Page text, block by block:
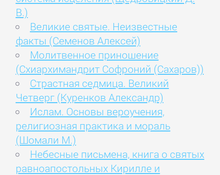
В.)
Великие святые. Неизвестные
факты (Семенов Алексей)
Молитвенное приношение
(Схиархимандрит Софроний (Сахаров))
Страстная седмица. Великий
Четверг (Куренков Александр)
Ислам. Основы вероучения,
религиозная практика и мораль
(Шомали М.)
Небесные письмена, книга о святых
равноапостольных Кирилле и